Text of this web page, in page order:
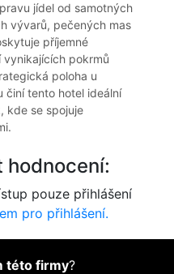
jídel od samotných
vývarů, pečených mas
příjemné
pokrmů
poloha u
činí tento hotel ideální
kde se spojuje
hodnocení:
pouze přihlášení
pro přihlášení.
této firmy?